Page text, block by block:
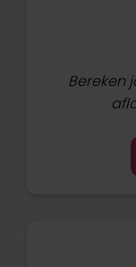
Bereken